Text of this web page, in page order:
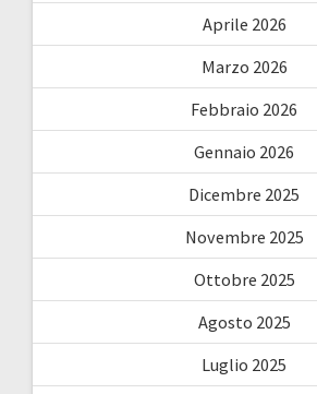
Aprile 2026
Marzo 2026
Febbraio 2026
Gennaio 2026
Dicembre 2025
Novembre 2025
Ottobre 2025
Agosto 2025
Luglio 2025